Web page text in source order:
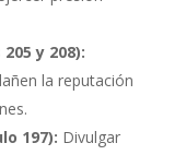
y 208):
la reputación
197): Divulgar